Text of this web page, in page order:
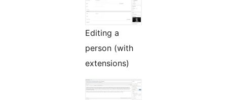
Editing a
person (with
extensions)